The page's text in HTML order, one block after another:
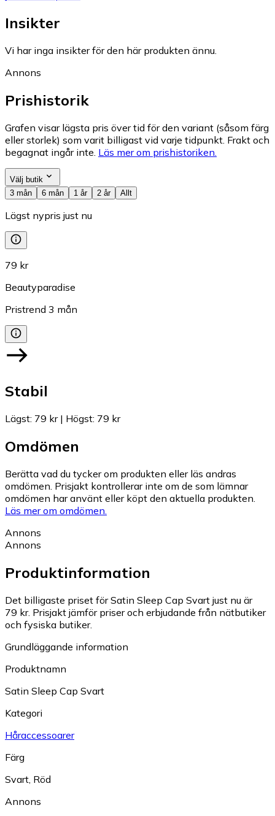
Insikter
Vi har inga insikter för den här produkten ännu.
Annons
Prishistorik
Grafen visar lägsta pris över tid för den variant (såsom färg
eller storlek) som varit billigast vid varje tidpunkt. Frakt och
begagnat ingår inte. Läs mer om prishistoriken.
Välj butik
3 mån
6 mån 1 år 2 år Allt
Lägst nypris just nu
79 kr
Beautyparadise
Pristrend 3 mån
Stabil
Lägst: 79 kr| Högst: 79 kr
Omdömen
Berätta vad du tycker om produkten eller läs andras
omdömen. Prisjakt kontrollerar inte om de som lämnar
omdömen har använt eller köpt den aktuella produkten.
Läs mer om omdömen.
Annons
Annons
Produktinformation
Det billigaste priset för Satin Sleep Cap Svart just nu är
79 kr. Prisjakt jämför priser och erbjudande från nätbutiker
och fysiska butiker.
Grundläggande information
Produktnamn
Satin Sleep Cap Svart
Kategori
Håraccessoarer
Färg
Svart Röd
Annons